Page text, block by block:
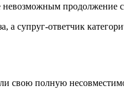
невозможным продолжение
а супруг-ответчик
свою полную